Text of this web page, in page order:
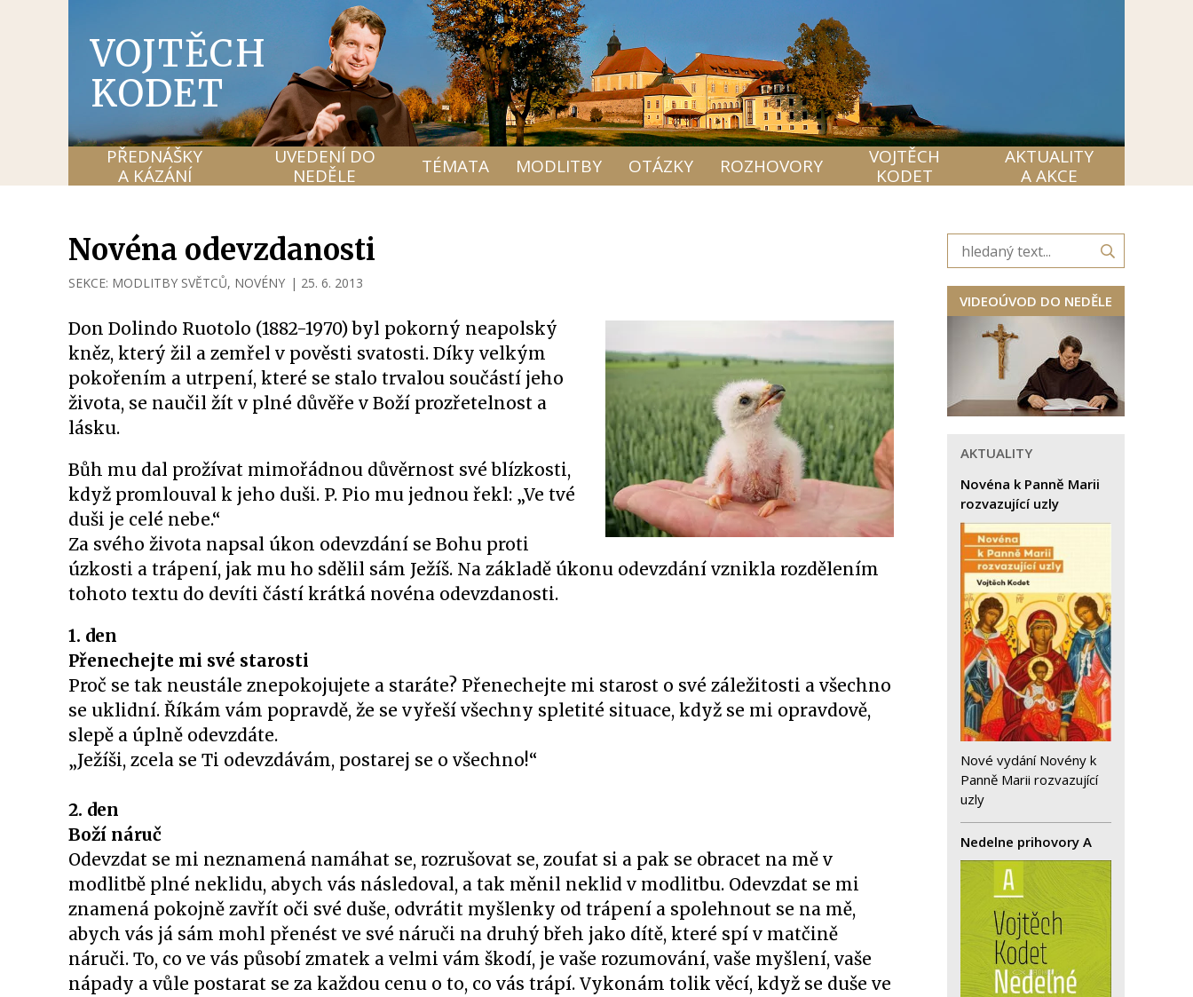
VOJTĚCH
KODET
PŘEDNÁŠKY
A KÁZÁNÍ
UVEDENÍ DO
NEDĚLE
TÉMATA MODLITBY OTÁZKY ROZHOVORY
VOJTĚCH
KODET
AKTUALITY
A AKCE
Novéna odevzdanosti
SEKCE: MODLITBY SVĚTCŮ, NOVÉNY | 25. 6. 2013
Don Dolindo Ruotolo (1882-1970) byl pokorný neapolský
kněz, který žil a zemřel v pověsti svatosti. Díky velkým
pokořením a utrpení, které se stalo trvalou součástí jeho
života, se naučil žít v plné důvěře v Boží prozřetelnost a
lásku.
Bůh mu dal prožívat mimořádnou důvěrnost své blízkosti,
když promlouval k jeho duši. P. Pio mu jednou řekl: „Ve tvé
duši je celé nebe.“
Za svého života napsal úkon odevzdání se Bohu proti
úzkosti a trápení, jak mu ho sdělil sám Ježíš. Na základě úkonu odevzdání vznikla rozdělením
tohoto textu do devíti částí krátká novéna odevzdanosti.
1. den
Přenechejte mi své starosti
Proč se tak neustále znepokojujete a staráte? Přenechejte mi starost o své záležitosti a všechno
se uklidní. Říkám vám popravdě, že se vyřeší všechny spletité situace, když se mi opravdově,
slepě a úplně odevzdáte.
„Ježíši, zcela se Ti odevzdávám, postarej se o všechno!“
2. den
Boží náruč
Odevzdat se mi neznamená namáhat se, rozrušovat se, zoufat si a pak se obracet na mě v
modlitbě plné neklidu, abych vás následoval, a tak měnil neklid v modlitbu. Odevzdat se mi
znamená pokojně zavřít oči své duše, odvrátit myšlenky od trápení a spolehnout se na mě,
abych vás já sám mohl přenést ve své náruči na druhý břeh jako dítě, které spí v matčině
náruči. To, co ve vás působí zmatek a velmi vám škodí, je vaše rozumování, vaše myšlení, vaše
nápady a vůle postarat se za každou cenu o to, co vás trápí. Vykonám tolik věcí, když se duše ve
VIDEOÚVOD DO NEDĚLE
AKTUALITY
Novéna k Panně Marii
rozvazující uzly
Nové vydání Novény k
Panně Marii rozvazující
uzly
Nedelne prihovory A